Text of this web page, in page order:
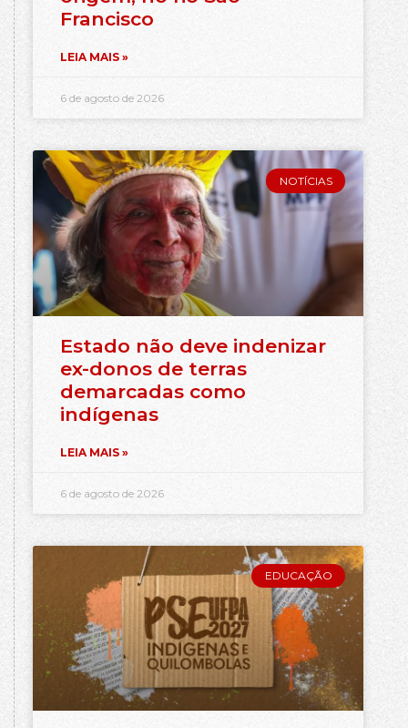
Francisco
LEIA MAIS »
6 de agosto de 2026
NOTÍCIAS
Estado não deve indenizar
ex-donos de terras
demarcadas como
indígenas
LEIA MAIS »
6 de agosto de 2026
EDUCAÇÃO